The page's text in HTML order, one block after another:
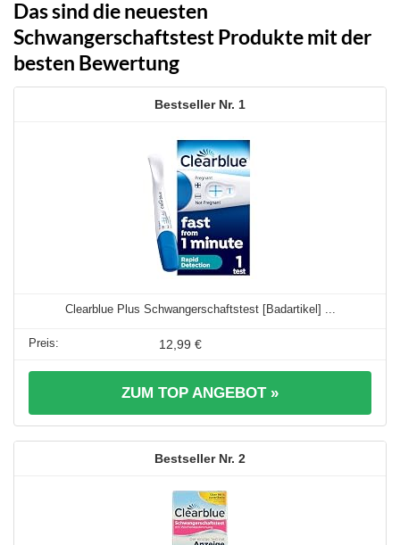
Das sind die neuesten
Schwangerschaftstest Produkte mit der
besten Bewertung
1
Clearblue Plus Schwangerschaftstest [Badartikel] ...
12,99 €
ZUM TOP ANGEBOT »
2